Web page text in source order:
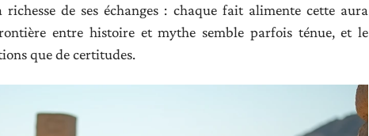
de ses échanges : chaque fait alimente cette aura
entre histoire et mythe semble parfois ténue, et le
que de certitudes.